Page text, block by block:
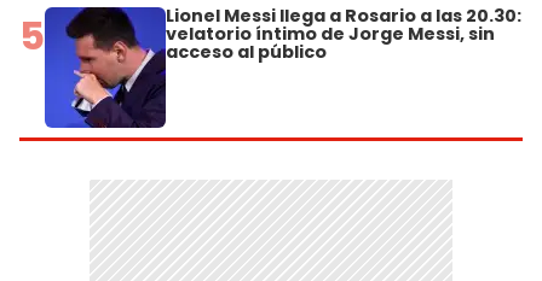
5 Lionel Messi llega a Rosario a las 20.30:
velatorio íntimo de Jorge Messi, sin
acceso al público